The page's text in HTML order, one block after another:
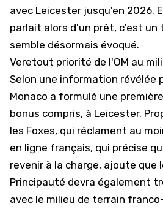
avec Leicester jusqu'en 2026.
parlait alors d'un prêt, c'est un
semble désormais évoqué.
Veretout priorité de l'OM au
Selon une information révélée
Monaco a formulé une
bonus compris, à Leicester.
les Foxes, qui réclament au
en ligne français, qui précise
revenir à la charge, ajoute que
Principauté devra également
avec le milieu de terrain